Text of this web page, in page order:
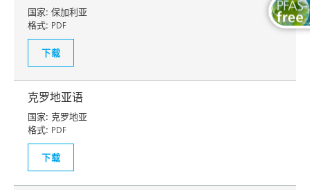
国家: 保加利亚
格式: PDF
下载
克罗地亚语
国家: 克罗地亚
格式: PDF
下载